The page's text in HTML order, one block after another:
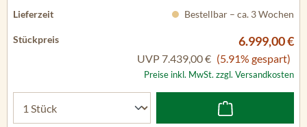
Bestellbar – ca. 3 Wochen
6.999,00 €
UVP 7.439,00 € (5.91% gespart)
Preise inkl. MwSt. zzgl. Versandkosten